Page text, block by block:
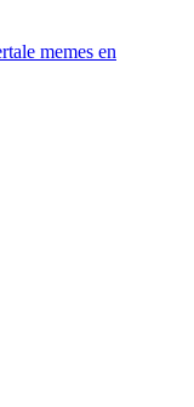
memes en